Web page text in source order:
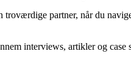
partner, når du
interviews, artikler og case